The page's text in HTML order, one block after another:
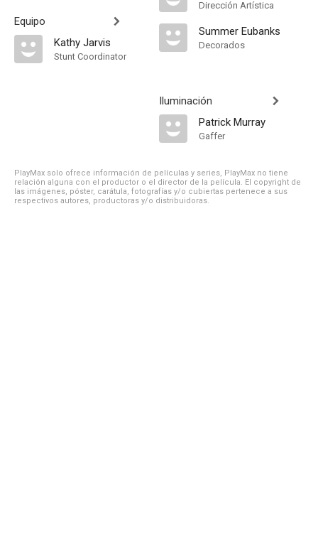
Equipo
Kathy Jarvis
Stunt Coordinator
Dirección Artística
Summer Eubanks
Decorados
Iluminación
Patrick Murray
Gaffer
PlayMax solo ofrece información de películas y series, PlayMax no tiene
relación alguna con el productor o el director de la película. El copyright de
las imágenes, póster, carátula, fotografías y/o cubiertas pertenece a sus
respectivos autores, productoras y/o distribuidoras.